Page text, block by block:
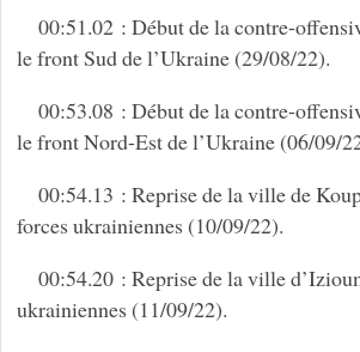
00:51.02 : Début de la contre-
le front Sud de l’Ukraine (29/08/22).
00:53.08 : Début de la contre-
le front Nord-Est de l’Ukraine (06/09/
00:54.13 : Reprise de la ville de
forces ukrainiennes (10/09/22).
00:54.20 : Reprise de la ville
ukrainiennes (11/09/22).